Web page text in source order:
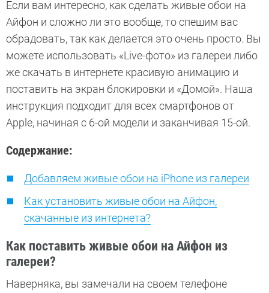
Если вам интересно, как сделать живые обои на
Айфон и сложно ли это вообще, то спешим вас
обрадовать, так как делается это очень просто. Вы
можете использовать «Live-фото» из галереи либо
же скачать в интернете красивую анимацию и
поставить на экран блокировки и «Домой». Наша
инструкция подходит для всех смартфонов от
Apple, начиная с 6-ой модели и заканчивая 15-ой.
Содержание:
Добавляем живые обои на iPhone из галереи
Как установить живые обои на Айфон,
скачанные из интернета?
Как поставить живые обои на Айфон из
галереи?
Наверняка, вы замечали на своем телефоне